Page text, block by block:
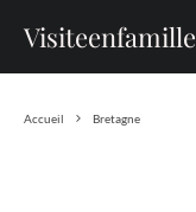
Visiteenfamille
Accueil Bretagne